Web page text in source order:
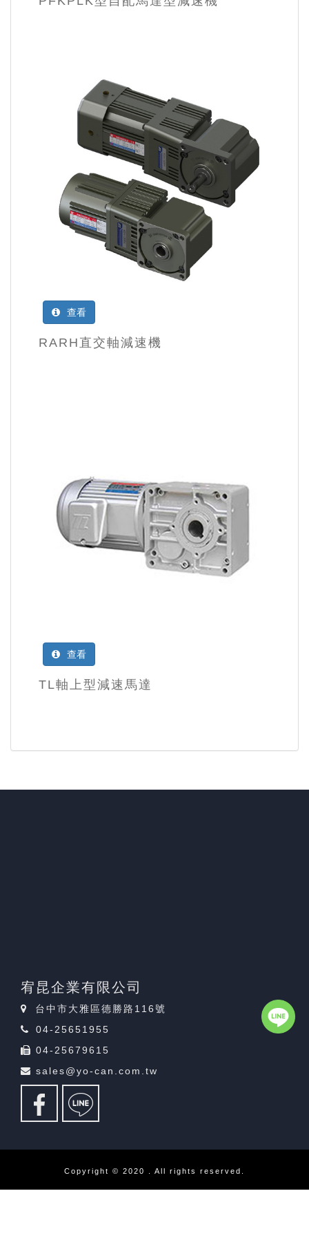
查看
RARH直交軸減速機
查看
TL軸上型減速馬達
宥昆企業有限公司
台中市大雅區德勝路116號
04-25651955
04-25679615
sales@yo-can.com.tw
Copyright © 2020 . All rights reserved.